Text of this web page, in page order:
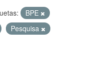
BPE
Pesquisa